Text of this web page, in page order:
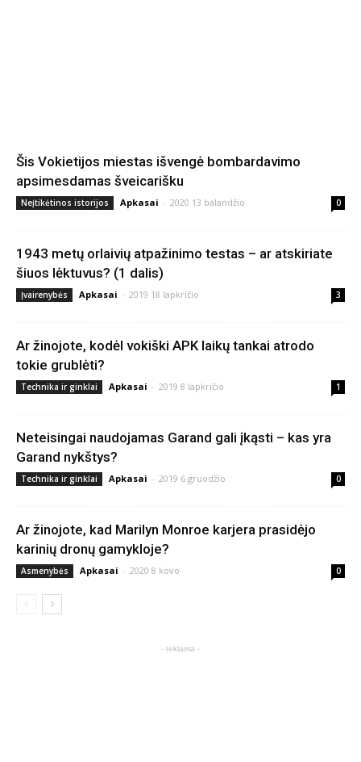
Šis Vokietijos miestas išvengė bombardavimo
apsimesdamas šveicarišku
Neįtikėtinos istorijos Apkasai - 2020 13 balandžio 0
1943 metų orlaivių atpažinimo testas – ar atskiriate
šiuos lėktuvus? (1 dalis)
Įvairenybės Apkasai - 2019 18 lapkričio 3
Ar žinojote, kodėl vokiški APK laikų tankai atrodo
tokie grublėti?
Technika ir ginklai Apkasai - 2019 8 lapkričio 1
Neteisingai naudojamas Garand gali įkąsti – kas yra
Garand nykštys?
Technika ir ginklai Apkasai - 2019 6 gruodžio 0
Ar žinojote, kad Marilyn Monroe karjera prasidėjo
karinių dronų gamykloje?
Asmenybės Apkasai - 2020 8 kovo 0
- reklama -